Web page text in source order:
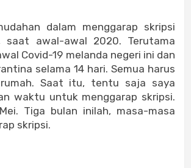
dalam menggarap skripsi
saat awal-awal 2020. Terutama
Covid-19 melanda negeri ini dan
selama 14 hari. Semua harus
Saat itu, tentu saja saya
waktu untuk menggarap skripsi.
Tiga bulan inilah, masa-masa
skripsi.